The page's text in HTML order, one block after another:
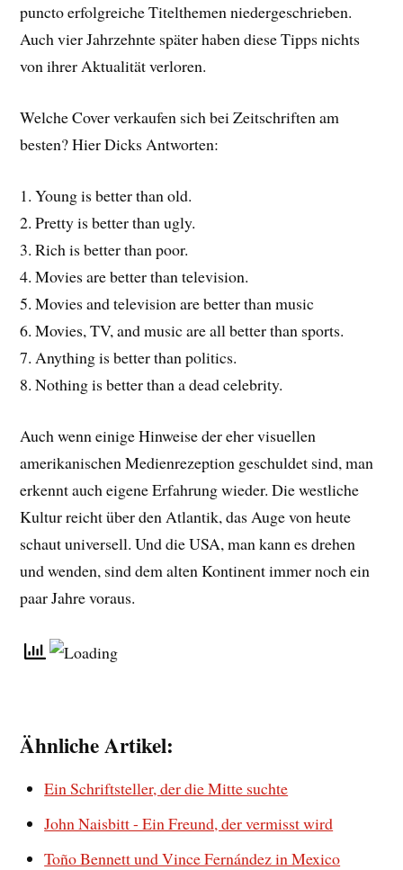
puncto erfolgreiche Titelthemen niedergeschrieben.
Auch vier Jahrzehnte später haben diese Tipps nichts
von ihrer Aktualität verloren.
Welche Cover verkaufen sich bei Zeitschriften am
besten? Hier Dicks Antworten:
1. Young is better than old.
2. Pretty is better than ugly.
3. Rich is better than poor.
4. Movies are better than television.
5. Movies and television are better than music
6. Movies, TV, and music are all better than sports.
7. Anything is better than politics.
8. Nothing is better than a dead celebrity.
Auch wenn einige Hinweise der eher visuellen
amerikanischen Medienrezeption geschuldet sind, man
erkennt auch eigene Erfahrung wieder. Die westliche
Kultur reicht über den Atlantik, das Auge von heute
schaut universell. Und die USA, man kann es drehen
und wenden, sind dem alten Kontinent immer noch ein
paar Jahre voraus.
Ähnliche Artikel:
Ein Schriftsteller, der die Mitte suchte
John Naisbitt - Ein Freund, der vermisst wird
Toño Bennett und Vince Fernández in Mexico